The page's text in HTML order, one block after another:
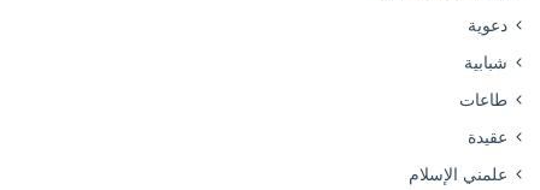
دعوية
شبابية
طاعات
عقيدة
علمني الإسلام